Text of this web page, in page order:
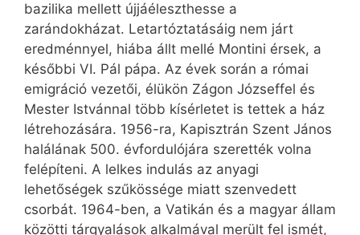
bazilika mellett újjáéleszthesse a
zarándokházat. Letartóztatásáig nem járt
eredménnyel, hiába állt mellé Montini érsek, a
későbbi VI. Pál pápa. Az évek során a római
emigráció vezetői, élükön Zágon Józseffel és
Mester Istvánnal több kísérletet is tettek a ház
létrehozására. 1956-ra, Kapisztrán Szent János
halálának 500. évfordulójára szerették volna
felépíteni. A lelkes indulás az anyagi
lehetőségek szűkössége miatt szenvedett
csorbát. 1964-ben, a Vatikán és a magyar állam
közötti tárgyalások alkalmával merült fel ismét,